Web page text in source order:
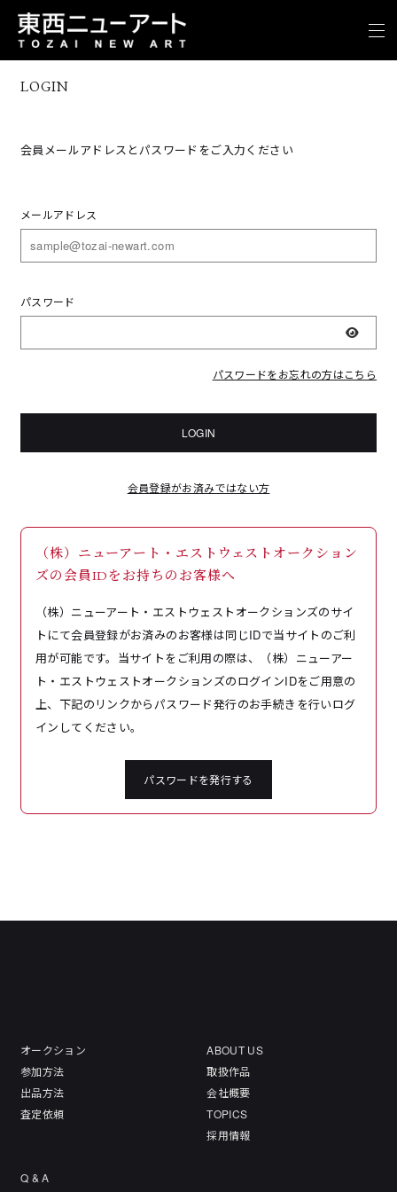
LOGIN
会員メールアドレスとパスワードをご入力ください
メールアドレス
パスワード
表示
パスワードをお忘れの方はこちら
LOGIN
会員登録がお済みではない方
（株）ニューアート・エストウェストオークション
ズの会員IDをお持ちのお客様へ
（株）ニューアート・エストウェストオークションズのサイ
トにて会員登録がお済みのお客様は同じIDで当サイトのご利
用が可能です。当サイトをご利用の際は、（株）ニューアー
ト・エストウェストオークションズのログインIDをご用意の
上、下記のリンクからパスワード発行のお手続きを行いログ
インしてください。
パスワードを発行する
オークション
参加方法
出品方法
査定依頼
ABOUT US
取扱作品
会社概要
TOPICS
採用情報
Q & A